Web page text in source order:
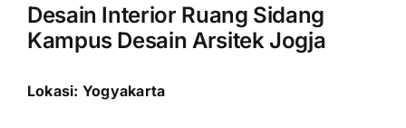
Desain Interior Ruang Sidang
Kampus Desain Arsitek Jogja
Lokasi: Yogyakarta